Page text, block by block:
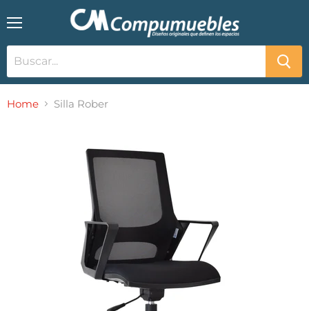
Home Silla Rober